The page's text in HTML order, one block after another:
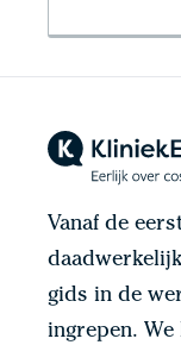
Vanaf de
gids in de
ingrepen. We